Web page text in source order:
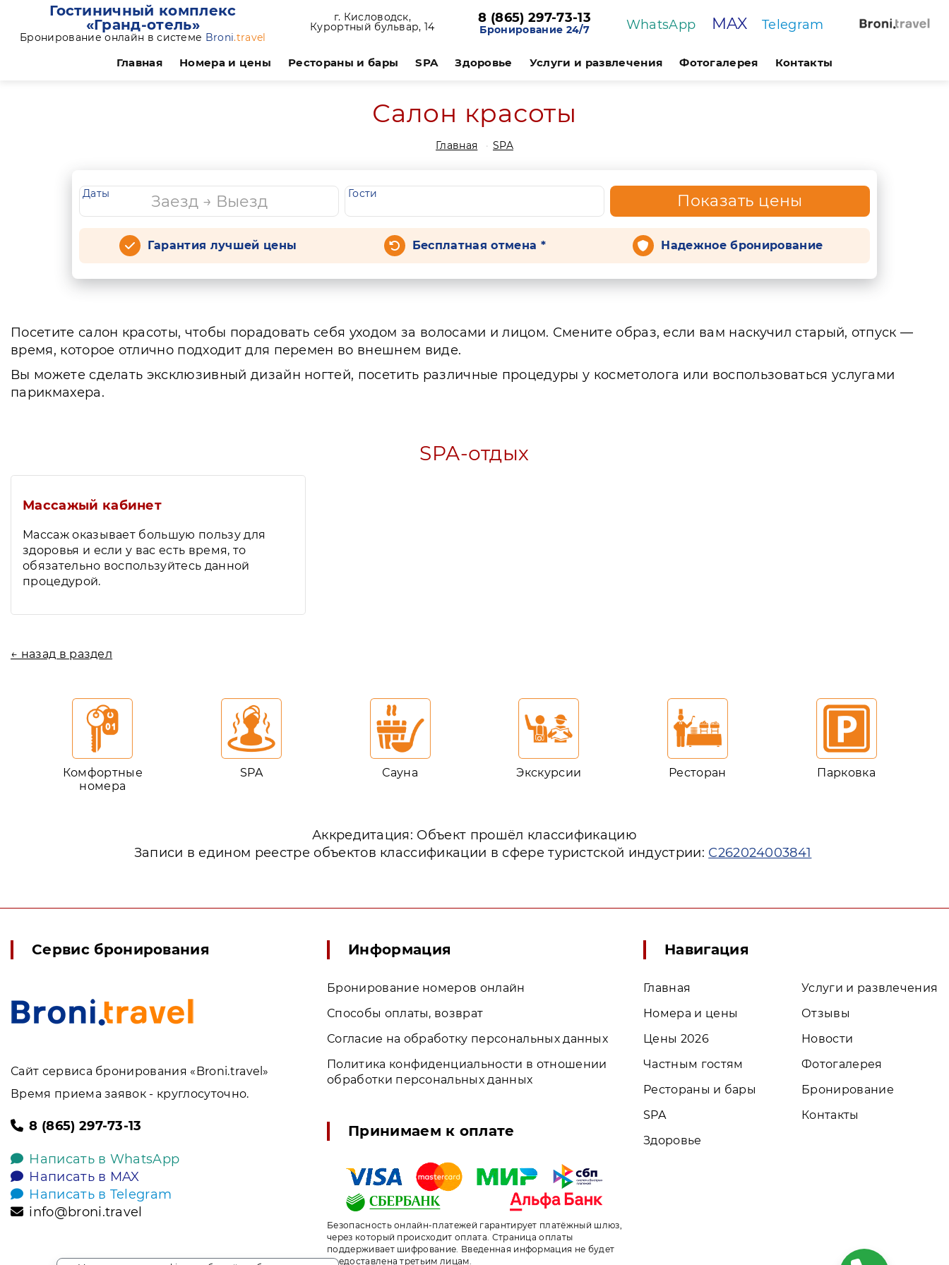
Гостиничный комплекс
«Гранд-отель»
Бронирование онлайн в системе Broni.travel
г. Кисловодск,
Курортный бульвар, 14
8 (865) 297-73-13
Бронирование 24/7 WhatsApp MAX Telegram
Главная Номера и цены Рестораны и бары SPA Здоровье Услуги и развлечения Фотогалерея Контакты
Салон красоты
Главная SPA
Даты Гости Показать цены
Гарантия лучшей цены Бесплатная отмена * Надежное бронирование
Посетите салон красоты, чтобы порадовать себя уходом за волосами и лицом. Смените образ, если вам наскучил старый, отпуск —
время, которое отлично подходит для перемен во внешнем виде.
Вы можете сделать эксклюзивный дизайн ногтей, посетить различные процедуры у косметолога или воспользоваться услугами
парикмахера.
SPA-отдых
Массажый кабинет
Массаж оказывает большую пользу для
здоровья и если у вас есть время, то
обязательно воспользуйтесь данной
процедурой.
← назад в раздел
Комфортные
номера
SPA Сауна Экскурсии Ресторан Парковка
Аккредитация: Объект прошёл классификацию
Записи в едином реестре объектов классификации в сфере туристской индустрии: С262024003841
Сервис бронирования
Сайт сервиса бронирования «Broni.travel»
Время приема заявок - круглосуточно.
8 (865) 297-73-13
Написать в WhatsApp
Написать в MAX
Написать в Telegram
info@broni.travel
Информация
Бронирование номеров онлайн
Способы оплаты, возврат
Согласие на обработку персональных данных
Политика конфиденциальности в отношении
обработки персональных данных
Принимаем к оплате
Безопасность онлайн-платежей гарантирует платёжный шлюз,
через который происходит оплата. Страница оплаты
поддерживает шифрование. Введенная информация не будет
предоставлена третьим лицам.
Навигация
Главная
Номера и цены
Цены 2026
Частным гостям
Рестораны и бары
SPA
Здоровье
Услуги и развлечения
Отзывы
Новости
Фотогалерея
Бронирование
Контакты